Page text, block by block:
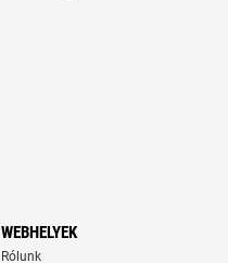
WEBHELYEK
Rólunk